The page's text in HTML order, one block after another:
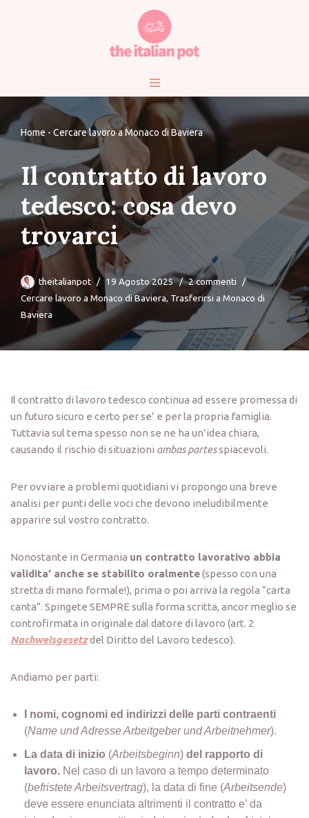
Home - Cercare lavoro a Monaco di Baviera
Il contratto di lavoro
tedesco: cosa devo
trovarci
theitalianpot 19 Agosto 2025
2 commenti
Cercare lavoro a Monaco di Baviera, Trasferirsi a Monaco di
Baviera
Il contratto di lavoro tedesco continua ad essere promessa di
un futuro sicuro e certo per se’ e per la propria famiglia.
Tuttavia sul tema spesso non se ne ha un’idea chiara,
causando il rischio di situazioni ambas partesspiacevoli.
Per ovviare a problemi quotidiani vi propongo una breve
analisi per punti delle voci che devono ineludibilmente
apparire sul vostro contratto.
Nonostante in Germania un contratto lavorativo abbia
validita’ anche se stabilito oralmente(spesso con una
stretta di mano formale!), prima o poi arriva la regola “carta
canta”. Spingete SEMPRE sulla forma scritta, ancor meglio se
controfirmata in originale dal datore di lavoro (art. 2
Nachweisgesetzdel Diritto del Lavoro tedesco).
Andiamo per parti:
I nomi, cognomi ed indirizzi delle parti contraenti
(Name und Adresse Arbeitgeber und Arbeitnehmer).
La data di inizio (Arbeitsbeginn) del rapporto di
lavoro. Nel caso di un lavoro a tempo determinato
(befristete Arbeitsvertrag), la data di fine (Arbeitsende)
deve essere enunciata altrimenti il contratto e’ da